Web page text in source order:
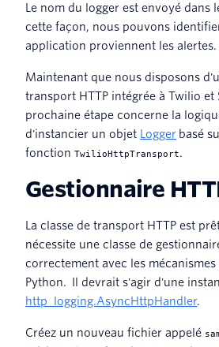
Le nom du logger est envoyé dans
cette façon, nous pouvons
application proviennent les alertes.
Maintenant que nous disposons
transport HTTP intégrée à Twilio et
prochaine étape concerne la
d'instancier un objet
Logger basé
fonction TwilioHttpTransport.
Gestionnaire
La classe de transport HTTP est
nécessite une classe de
correctement avec les
Python. Il devrait s'agir d'une
http_logging.AsyncHttpHandler.
Créez un nouveau fichier appelé